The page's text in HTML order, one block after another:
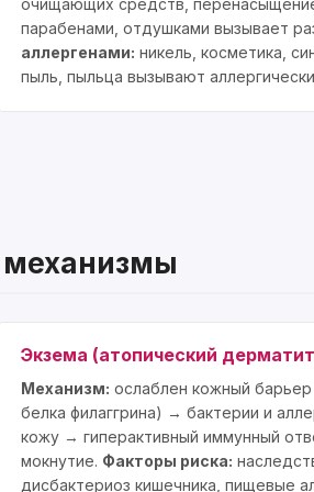
парабенами, отдушками вызывает
аллергенами: никель, косметика,
пыль, пыльца вызывают
механизмы
Экзема (атопический
Механизм: ослаблен кожный
белка филаггрина) → бактерии и
кожу → гиперактивный иммунный
мокнутие. Факторы риска:
дисбактериоз кишечника, пищевые